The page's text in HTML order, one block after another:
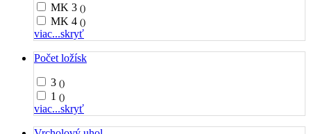
MK 3 ()
MK 4 ()
viac...skryť
Počet ložísk
3 ()
1 ()
viac...skryť